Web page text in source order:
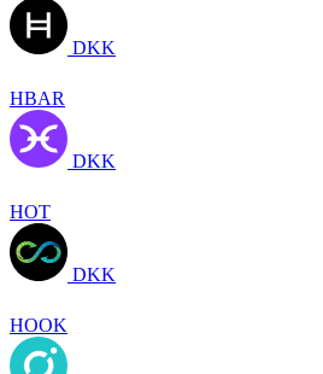
DKK
HBAR
DKK
HOT
DKK
HOOK